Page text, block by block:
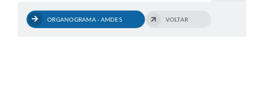
ORGANOGRAMA - AMDES VOLTAR